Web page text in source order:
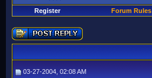
Register Forum Rules
03-27-2004, 02:08 AM